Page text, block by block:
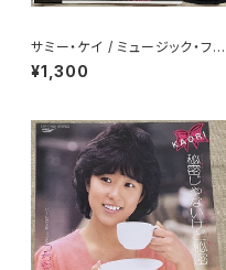
サミー・ケイ / ミュージック・フォ
ー・ダンシング
¥1,300